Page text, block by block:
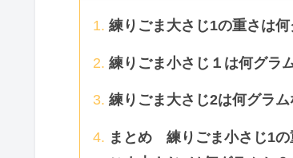
練りごま大さじ1の重さは
練りごま小さじ１は何グラ
練りごま大さじ2は何グラ
まとめ 練りごま小さじ1の